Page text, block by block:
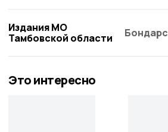
Издания МО
Тамбовской области
Это интересно